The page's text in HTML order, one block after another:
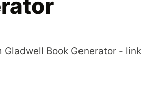
Gladwell Book Generator - link